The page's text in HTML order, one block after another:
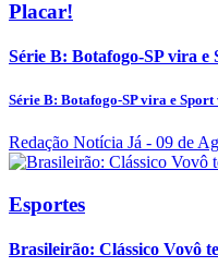
Placar!
Série B: Botafogo-SP vira e
Série B: Botafogo-SP vira e
Redação Notícia Já - 09 de
Esportes
Brasileirão: Clássico Vovô